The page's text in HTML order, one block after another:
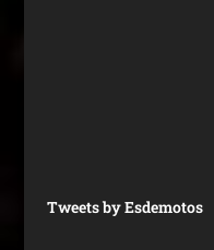
Tweets by Esdemotos